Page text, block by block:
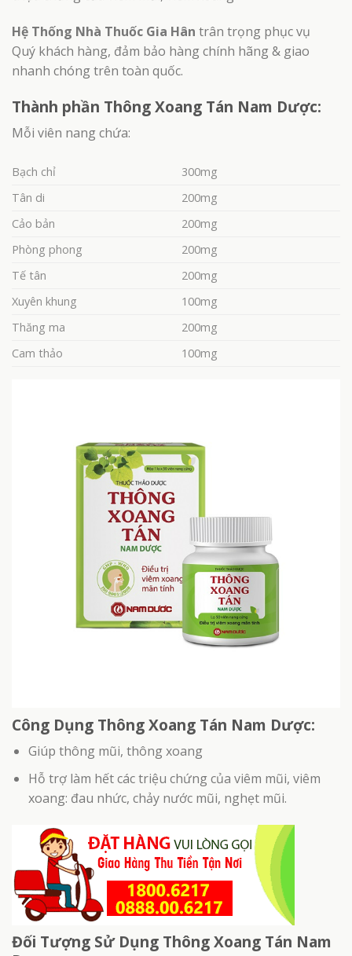
Hệ Thống Nhà Thuốc Gia Hân trân trọng phục vụ
Quý khách hàng, đảm bảo hàng chính hãng & giao
nhanh chóng trên toàn quốc.
Thành phần Thông Xoang Tán Nam Dược:
Mỗi viên nang chứa:
Bạch chỉ
300mg
Tân di
200mg
Cảo bản
200mg
Phòng phong
200mg
Tế tân
200mg
Xuyên khung
100mg
Thăng ma
200mg
Cam thảo
100mg
Công Dụng Thông Xoang Tán Nam Dược:
Giúp thông mũi, thông xoang
Hỗ trợ làm hết các triệu chứng của viêm mũi, viêm
xoang: đau nhức, chảy nước mũi, nghẹt mũi.
Đối Tượng Sử Dụng Thông Xoang Tán Nam